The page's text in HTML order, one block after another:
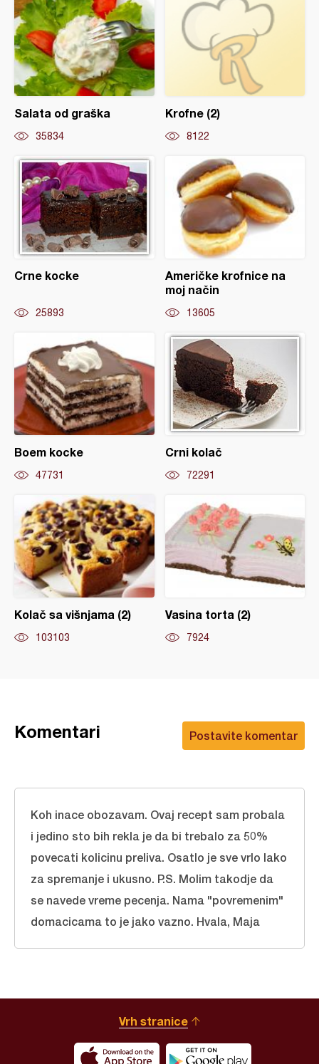
Salata od graška
35834
Krofne (2)
8122
Crne kocke
25893
Američke krofnice na
moj način
13605
Boem kocke
47731
Crni kolač
72291
Kolač sa višnjama (2)
103103
Vasina torta (2)
7924
Postavite komentar
Komentari
Koh inace obozavam. Ovaj recept sam probala
i jedino sto bih rekla je da bi trebalo za 50%
povecati kolicinu preliva. Osatlo je sve vrlo lako
za spremanje i ukusno. P.S. Molim takodje da
se navede vreme pecenja. Nama "povremenim"
domacicama to je jako vazno. Hvala, Maja
Vrh stranice